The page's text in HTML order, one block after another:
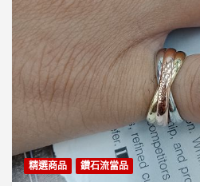
精選商品 鑽石流當品